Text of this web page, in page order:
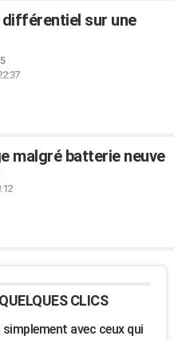
sur une
malgré batterie neuve
CLICS
avec ceux qui